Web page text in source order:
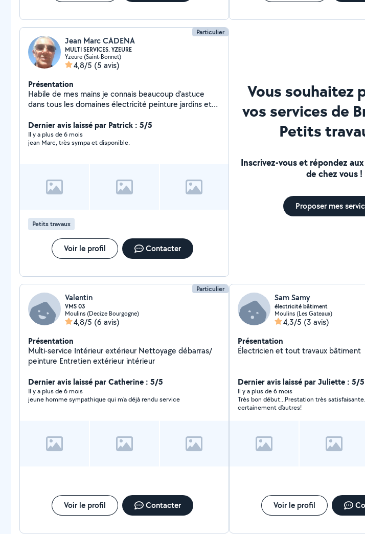
Particulier
Jean Marc CADENA
MULTI SERVICES. YZEURE
Yzeure (Saint-Bonnet)
4,8/5 (5 avis)
Présentation
Habile de mes mains je connais beaucoup d'astuce
dans tous les domaines électricité peinture jardins et
Dernier avis laissé par Patrick : 5/5
Il y a plus de 6 mois
jean Marc, très sympa et disponible.
Petits travaux
Voir le profil Contacter
Vous souhaitez
vos services de
Petits
Inscrivez-vous et répondez
de chez vous !
Proposer mes
Particulier
Valentin
VMS 03
Moulins (Decize Bourgogne)
4,8/5 (6 avis)
Présentation
Multi-service Intérieur extérieur Nettoyage débarras/
peinture Entretien extérieur intérieur
Dernier avis laissé par Catherine : 5/5
Il y a plus de 6 mois
jeune homme sympathique qui m'a déjà rendu service
Voir le profil Contacter
Sam Samy
électricité bâtiment
Moulins (Les Gateaux)
4,3/5 (3 avis)
Présentation
Électricien et tout travaux bâtiment
Dernier avis laissé par Juliette : 5/5
Il y a plus de 6 mois
Très bon début...Prestation très
certainement d'autres!
Voir le profil